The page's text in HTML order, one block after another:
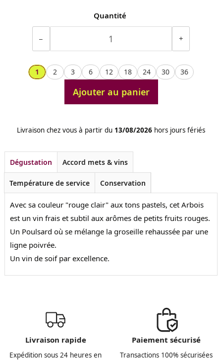
Quantité
− +
1 2 3 6 12 18 24 30 36
Ajouter au panier
Livraison chez vous à partir du 13/08/2026 hors jours fériés
Dégustation Accord mets & vins
Température de service Conservation
Avec sa couleur "rouge clair" aux tons pastels, cet Arbois
est un vin frais et subtil aux arômes de petits fruits rouges.
Un Poulsard où se mélange la groseille rehaussée par une
ligne poivrée.
Un vin de soif par excellence.
Livraison rapide
Expédition sous 24 heures en
Paiement sécurisé
Transactions 100% sécurisées